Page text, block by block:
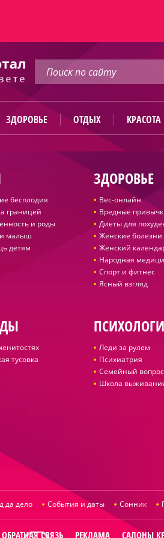
ЗДОРОВЬЕ ОТДЫХ КРАСОТА
бесплодия
границей
и роды
малыш
детям
ЗДОРОВЬЕ
Вес-онлайн
Вредные
Диеты для
Женские болезни
Женский
Народная
Спорт и фитнес
Ясный взгляд
тусовка
Леди за рулем
Психиатрия
Семейный вопрос
Школа
да дело События и даты Сонник
ОБРАТНАЯ СВЯЗЬ РЕКЛАМА САЛОНЫ